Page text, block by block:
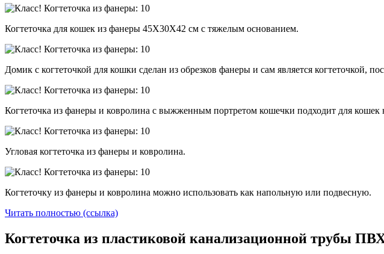
Когтеточка для кошек из фанеры 45Х30Х42 см с тяжелым основанием.
Домик с когтеточкой для кошки сделан из обрезков фанеры и сам является когтеточкой,
Когтеточка из фанеры и ковролина с выжженным портретом кошечки подходит для кошек
Угловая когтеточка из фанеры и ковролина.
Когтеточку из фанеры и ковролина можно использовать как напольную или подвесную.
Читать полностью (ссылка)
Когтеточка из пластиковой канализационной трубы